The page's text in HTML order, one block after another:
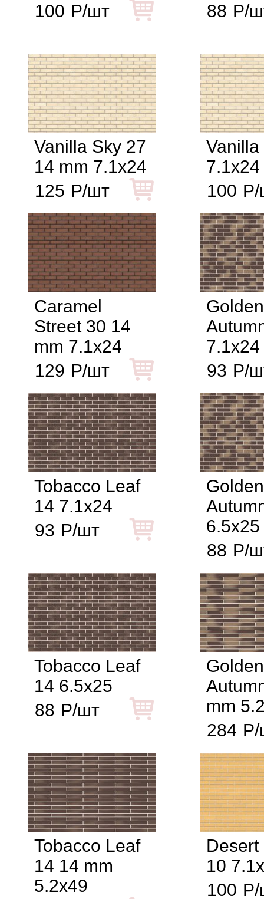
100 Р/шт
88 Р/
Vanilla Sky 27
14 mm 7.1x24
125 Р/шт
Vanilla
7.1x24
100 Р/
Caramel
Street 30 14
mm 7.1x24
129 Р/шт
Golden
7.1x24
93 Р/
Tobacco Leaf
14 7.1x24
93 Р/шт
Golden
6.5x25
88 Р/
Tobacco Leaf
14 6.5x25
88 Р/шт
Golden
mm
284 Р/
Tobacco Leaf
14 14 mm
5.2x49
Desert
10
100 Р/